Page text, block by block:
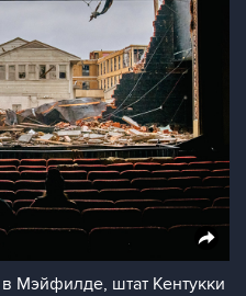
Мэйфилде, штат Кентукки